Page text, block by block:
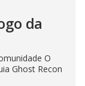
da
O
Ghost Recon